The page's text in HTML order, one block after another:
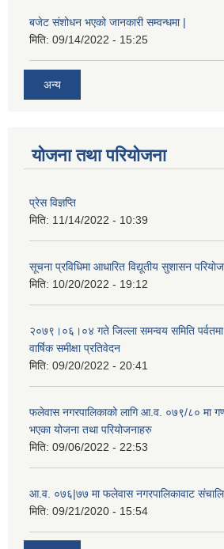
बजेट संशोधन भएको जानकारी सम्वन्धमा |
मिति: 09/14/2022 - 15:25
अन्य
योजना तथा परियोजना
प्रेस विज्ञप्ति
मिति: 11/14/2022 - 10:39
सूचना प्रविधिमा आधारित विद्यूतीय सुशासन
मिति: 10/20/2022 - 19:12
२०७९।०६।०४ गते जिल्ला समन्वय समिति
वार्षिक समीक्षा प्रतिवेदन
मिति: 09/20/2022 - 20:41
फलेवास नगरपालिकाको लागि आ.व. ०७९/८० मा
भएका योजना तथा परियोजनाहरु
मिति: 09/06/2022 - 22:53
आ.व. ०७६|७७ मा फलेवास नगरपालिकावाट
मिति: 09/21/2020 - 15:54